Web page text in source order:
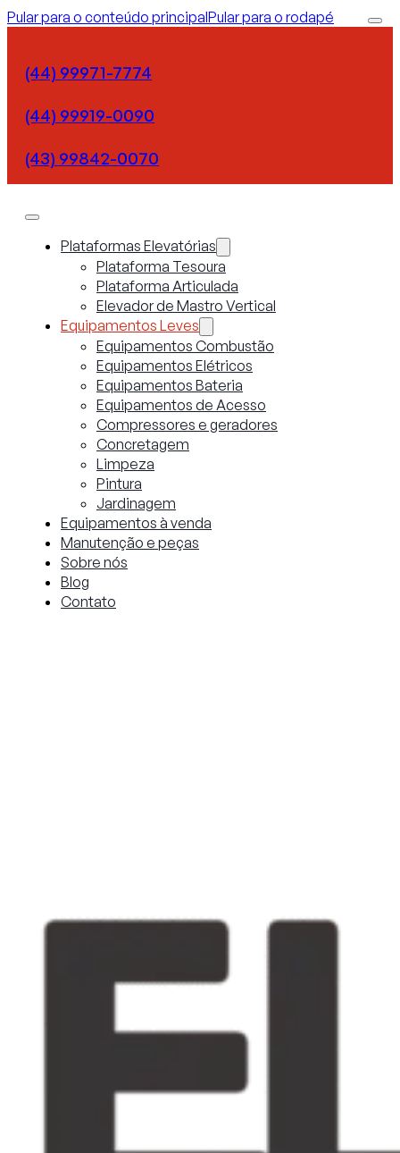
Pular para o conteúdo principalPular para o rodapé
(44) 99971-7774
(44) 99919-0090
(43) 99842-0070
Plataformas Elevatórias
Plataforma Tesoura
Plataforma Articulada
Elevador de Mastro Vertical
Equipamentos Leves
Equipamentos Combustão
Equipamentos Elétricos
Equipamentos Bateria
Equipamentos de Acesso
Compressores e geradores
Concretagem
Limpeza
Pintura
Jardinagem
Equipamentos à venda
Manutenção e peças
Sobre nós
Blog
Contato